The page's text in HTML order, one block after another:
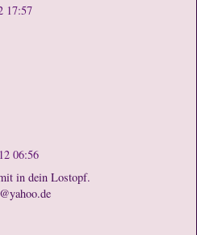
17:57
06:56
in dein Lostopf.